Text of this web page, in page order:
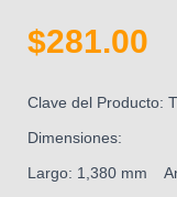
$281.00
Clave del Producto:
Dimensiones:
Largo: 1,380 mm